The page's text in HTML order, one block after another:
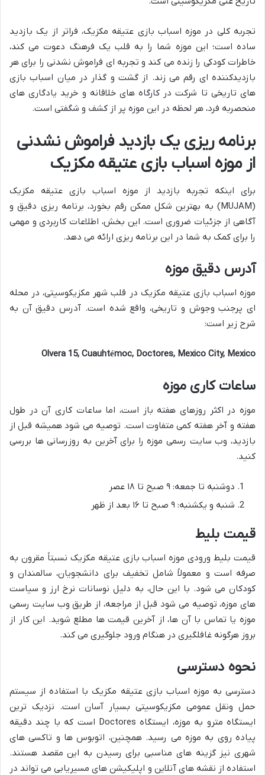
تجربه کلی در موزه اسباب بازی عتیقه مکزیک، فراتر از یک بازدید
ساده است؛ این موزه شما را به قلب یک فرهنگ دعوت می کند،
خاطرات کودکی را زنده می کند و تجربه ای فراموش نشدنی را برای هر
بازدیدکننده ای رقم می زند. از گشت و گذار در میان اسباب بازی
های تاریخی تا شرکت در کارگاه های خلاقانه و خرید یادگاری های
منحصربه فرد، هر لحظه در این موزه پر از کشف و شگفتی است.
برنامه ریزی یک بازدید فراموش نشدنی
از موزه اسباب بازی عتیقه مکزیک
برای اینکه تجربه بازدید از موزه اسباب بازی عتیقه مکزیک
(MUJAM) به بهترین شکل ممکن رقم بخورد، برنامه ریزی دقیق و
آگاهی از جزئیات ضروری است. این بخش، اطلاعات کاربردی و مهمی
را برای کمک به شما در این برنامه ریزی ارائه می دهد.
آدرس دقیق موزه
موزه اسباب بازی عتیقه مکزیک در قلب شهر مکزیکوسیتی، در محله
ای پرجنب وجوش و تاریخی، واقع شده است. آدرس دقیق آن به
شرح زیر است:
Olvera 15, Cuauhtémoc, Doctores, Mexico City, Mexico
ساعات کاری موزه
موزه در اکثر روزهای هفته باز است، اما ساعات کاری آن در طول
هفته و آخر هفته کمی متفاوت است. توصیه می شود همیشه قبل از
بازدید، وب سایت رسمی موزه را برای آخرین به روزرسانی ها بررسی
کنید.
دوشنبه تا جمعه: ۹ صبح تا ۱۸ عصر
شنبه و یکشنبه: ۹ صبح تا ۱۶ بعد از ظهر
قیمت بلیط
قیمت بلیط ورودی موزه اسباب بازی عتیقه مکزیک نسبتاً مقرون به
صرفه است و معمولاً شامل تخفیف برای دانشجویان، سالمندان و
کودکان می شود. با این حال، به دلیل نوسانات نرخ ارز و سیاست
های موزه، توصیه می شود قبل از مراجعه، از طریق وب سایت رسمی
موزه یا تماس با آن ها، از آخرین قیمت ها مطلع شوید. این کار از
بروز هرگونه غافلگیری در هنگام ورود جلوگیری می کند.
نحوه دسترسی
دسترسی به موزه اسباب بازی عتیقه مکزیک با استفاده از سیستم
حمل ونقل عمومی مکزیکوسیتی بسیار آسان است. نزدیک ترین
ایستگاه مترو به موزه، ایستگاه Doctores است که با چند دقیقه
پیاده روی به موزه می رسید. همچنین، اتوبوس ها و تاکسی های
شهری نیز گزینه های مناسبی برای رسیدن به این مقصد هستند.
استفاده از نقشه های آنلاین و اپلیکیشن های مسیریابی می تواند در